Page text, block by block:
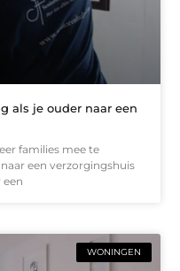
als je ouder naar een
families mee te
een verzorgingshuis
een
WONINGEN